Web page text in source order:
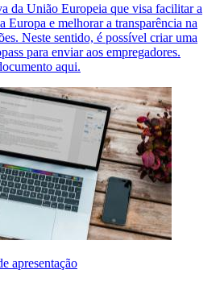
da União Europeia que visa facilitar a
Europa e melhorar a transparência na
Neste sentido, é possível criar uma
para enviar aos empregadores.
aqui.
apresentação